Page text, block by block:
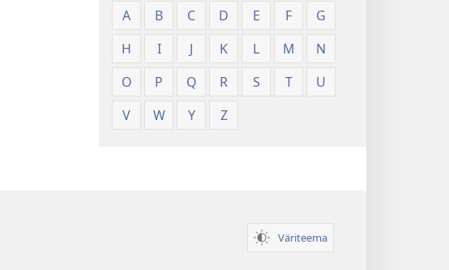
A
B C D E F
G
H
I J K L M
N
O
P Q R S T
U
V
W Y Z
Väriteema